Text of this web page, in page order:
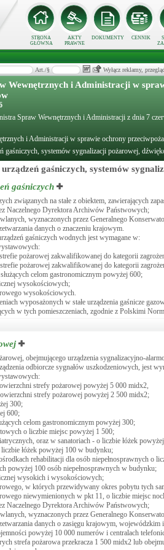
STRONA
GŁÓWNA
AKTY
PRAWNE
DOKUMENTY CENNIK
Art./§ Wyłącz reklamy,
Wewnętrznych i Administracji w
Spraw Wewnętrznych i Administracji z dnia 7
i Administracji w sprawie ochrony
gaśniczych, systemów sygnalizacji pożarowej,
urządzeń gaśniczych, systemów
gaśniczych
związanych na stałe z obiektem, zawierających
Naczelnego Dyrektora Archiwów Państwowych;
wyznaczonych przez Generalnego
danych o znaczeniu krajowym.
gaśniczych wodnych jest wymagane w:
pożarowej zakwalifikowanej do kategorii
pożarowej zakwalifikowanej do kategorii
celom gastronomicznym powyżej 600;
wysokościowych;
wysokościowych.
wyposażonych w stałe urządzenia gaśnicze
w tych pomieszczeniach, zgodnie z Polskimi
obejmującego urządzenia sygnalizacyjno-
odbiorcze sygnałów uszkodzeniowych, jest
strefy pożarowej powyżej 5 000 midx2,
strefy pożarowej powyżej 2 500 midx2;
300;
600;
celom gastronomicznym powyżej 300;
o liczbie miejsc powyżej 1 500;
oraz w sanatoriach - o liczbie łóżek
łóżek powyżej 100 w budynku;
rehabilitacji dla osób niepełnosprawnych o
powyżej 100 osób niepełnosprawnych w budynku;
wysokich i wysokościowych;
w których przewidywany okres pobytu tych
niewymienionych w pkt 11, o liczbie miejsc
Naczelnego Dyrektora Archiwów Państwowych;
wyznaczonych przez Generalnego
danych o zasięgu krajowym,
powyżej 10 000 numerów i centralach
strefa pożarowa przekracza 1 500 midx2 lub